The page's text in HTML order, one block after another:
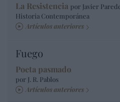
La Resistencia por Javier
Historia Contemporánea
Artículos anteriores
Fuego
Poeta pasmado
por J. R. Pablos
Artículos anteriores